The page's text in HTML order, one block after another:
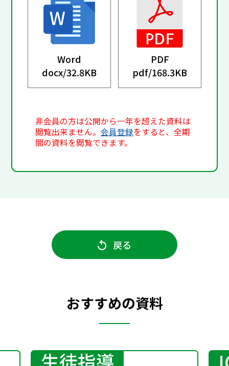
Word
docx/32.8KB
PDF
pdf/168.3KB
非会員の方は公開から一年を超えた資料は
閲覧出来ません。会員登録をすると、全期
間の資料を閲覧できます。
戻る
おすすめの資料